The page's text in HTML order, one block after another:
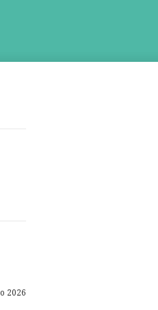
2026